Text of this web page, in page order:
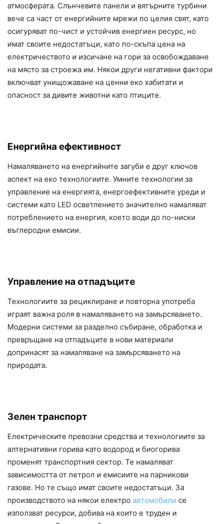
атмосферата. Слънчевите панели и вятърните турбини
вече са част от енергийните мрежи по целия свят, като
осигуряват по-чист и устойчив енергиен ресурс, но
имат своите недостатъци, като по-скъпа цена на
електричеството и изсичане на гори за освобождаване
на място за строежа им. Някои други негативни фактори
включват унищожаване на ценни еко хабитати и
опасност за дивите животни като птиците.
Енергийна ефективност
Намаляването на енергийните загуби е друг ключов
аспект на еко технологиите. Умните технологии за
управление на енергията, енергоефективните уреди и
системи като LED осветлението значително намаляват
потреблението на енергия, което води до по-ниски
въглеродни емисии.
Управление на отпадъците
Технологиите за рециклиране и повторна употреба
играят важна роля в намаляването на замърсяването.
Модерни системи за разделно събиране, обработка и
превръщане на отпадъците в нови материали
допринасят за намаляване на замърсяването на
природата.
Зелен транспорт
Електрическите превозни средства и технологиите за
алтернативни горива като водород и биогорива
променят транспортния сектор. Те намаляват
зависимостта от петрол и емисиите на парникови
газове. Но те също имат своите недостатъци. За
производството на някои електро автомобили се
използват ресурси, добива на които е труден и